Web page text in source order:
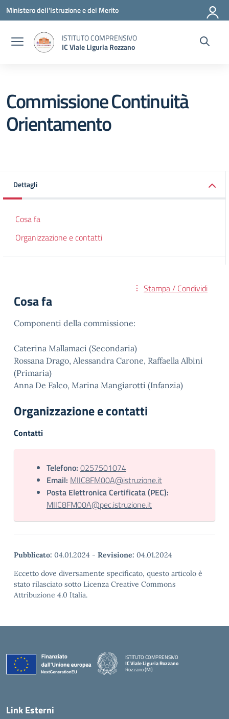
Vai ai contenuti
Vai al menu di navigazione
Vai al footer
Ministero dell'Istruzione e del Merito
ISTITUTO COMPRENSIVO
IC Viale Liguria Rozzano
Commissione Continuità
Orientamento
Dettagli
Cosa fa
Organizzazione e contatti
Stampa / Condividi
Cosa fa
Componenti della commissione:
Caterina Mallamaci (Secondaria)
Rossana Drago, Alessandra Carone, Raffaella Albini
(Primaria)
Anna De Falco, Marina Mangiarotti (Infanzia)
Organizzazione e contatti
Contatti
Telefono: 0257501074
Email: MIIC8FM00A@istruzione.it
Posta Elettronica Certificata (PEC):
MIIC8FM00A@pec.istruzione.it
Pubblicato: 04.01.2024 - Revisione: 04.01.2024
Eccetto dove diversamente specificato, questo articolo è
stato rilasciato sotto Licenza Creative Commons
Attribuzione 4.0 Italia.
ISTITUTO COMPRENSIVO
IC Viale Liguria Rozzano
Rozzano (MI)
Link Esterni